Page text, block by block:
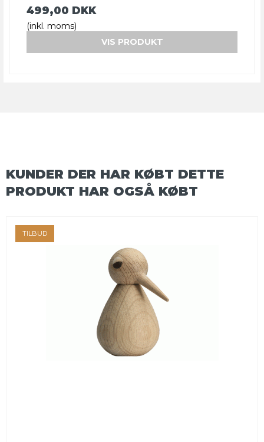
499,00 DKK
(inkl. moms)
VIS PRODUKT
KUNDER DER HAR KØBT DETTE
PRODUKT HAR OGSÅ KØBT
TILBUD